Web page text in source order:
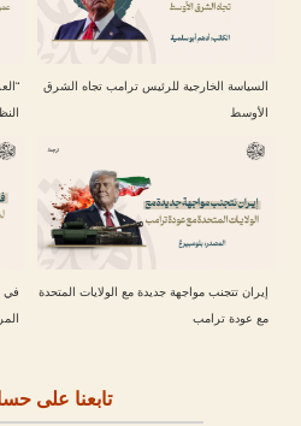
السياسة الخارجية للرئيس ترامب تجاه الشرق
الأوسط
إيران تتجنب مواجهة جديدة مع الولايات المتحدة
مع عودة ترامب
في
تابعنا على